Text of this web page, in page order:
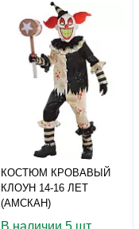
КОСТЮМ КРОВАВЫЙ
КЛОУН 14-16 ЛЕТ
(АМСКАН)
В наличии 5 шт.